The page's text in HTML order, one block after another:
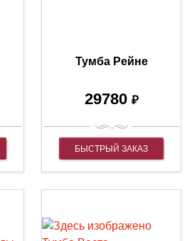
Тумба Рейне
29780 ₽
БЫСТРЫЙ ЗАКАЗ